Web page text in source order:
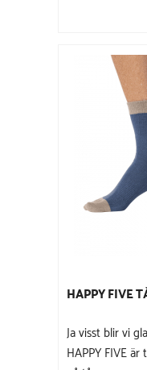
HAPPY FIVE
Ja visst blir vi
HAPPY FIVE